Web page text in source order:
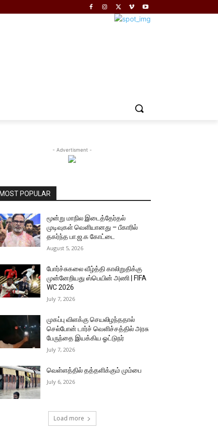
- Advertisment -
MOST POPULAR
மூன்று மாநில இடைத்தேர்தல்
முடிவுகள் வெளியானது – பீகாரில்
தகர்ந்த பா.ஜ.க கோட்டை
August 5, 2026
போர்ச்சுகலை வீழ்த்தி காலிறுதிக்கு
முன்னேறியது ஸ்பெயின் அணி | FIFA
WC 2026
July 7, 2026
முகப்பு விளக்கு செயலிழந்ததால்
செல்போன் டார்ச் வெளிச்சத்தில் அரசு
பேருந்தை இயக்கிய ஓட்டுநர்
July 7, 2026
வெள்ளத்தில் தத்தளிக்கும் மும்பை
July 6, 2026
Load more